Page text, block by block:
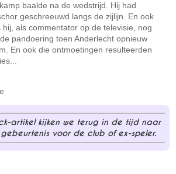
baalde na de wedstrijd. Hij had
geschreeuwd langs de zijlijn. En ook
als commentator op de televisie, nog
pandoering toen Anderlecht opnieuw
En ook die ontmoetingen resulteerden
artikel kijken we terug in de tijd naar
voor de club of ex-speler.